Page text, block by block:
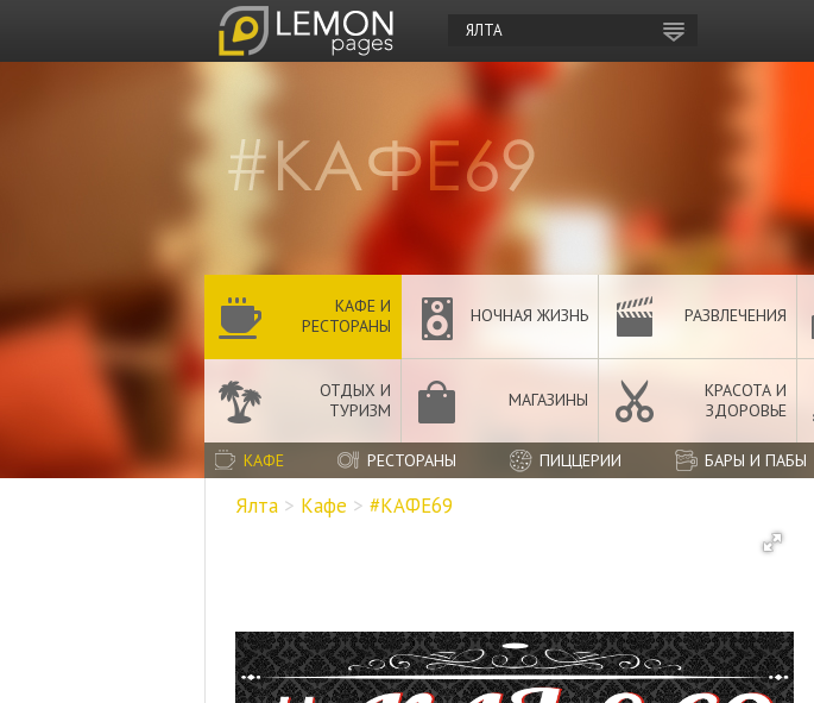
ЯЛТА
КАФЕ И
РЕСТОРАНЫ
НОЧНАЯ ЖИЗНЬ РАЗВЛЕЧЕНИЯ
ОТДЫХ И
ТУРИЗМ
МАГАЗИНЫ
КРАСОТА И
ЗДОРОВЬЕ
КАФЕ РЕСТОРАНЫ ПИЦЦЕРИИ БАРЫ И ПАБЫ
Ялта > Кафе > #КАФЕ69